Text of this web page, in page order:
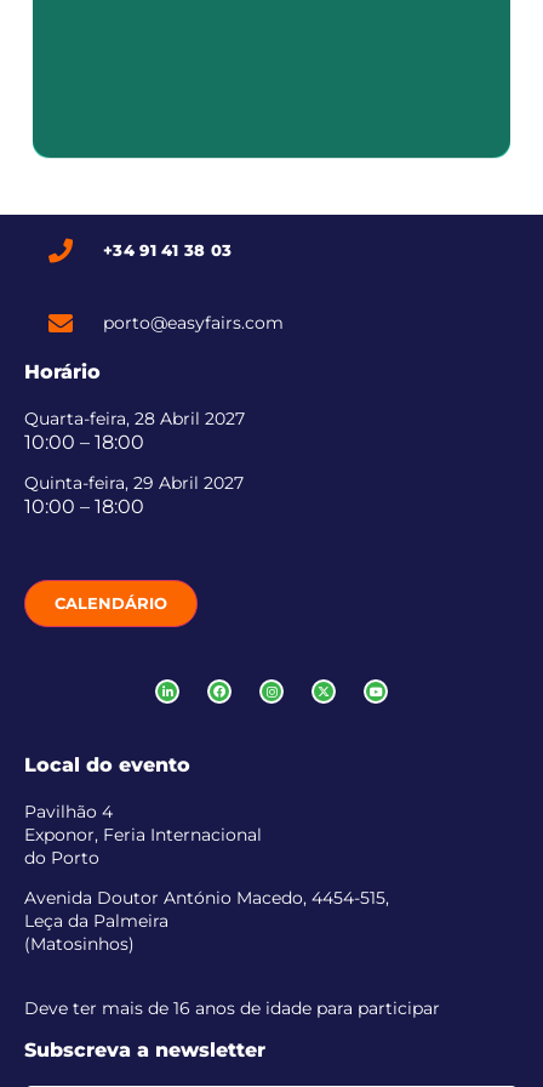
+34 91 41 38 03
porto@easyfairs.com
Horário
Quarta-feira, 28 Abril 2027
10:00 – 18:00
Quinta-feira, 29 Abril 2027
10:00 – 18:00
CALENDÁRIO
Local do evento
Pavilhão 4
Exponor, Feria Internacional
do Porto
Avenida Doutor António Macedo, 4454-515,
Leça da Palmeira
(Matosinhos)
Deve ter mais de 16 anos de idade para participar
Subscreva a newsletter